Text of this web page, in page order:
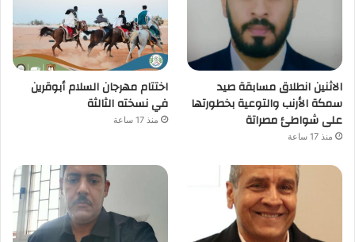
الاثنين انطلاق مسابقة صيد
سمكة الأرنب والتوعية بخطورتها
على شواطئ مصراتة
منذ 17 ساعة
اختتام مهرجان السلام أبوقرين
في نسخته الثالثة
منذ 17 ساعة